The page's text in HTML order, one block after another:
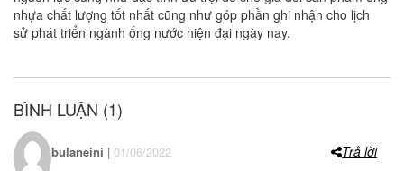
nhựa chất lượng tốt nhất cũng như góp phần ghi nhận cho lịch
sử phát triển ngành ống nước hiện đại ngày nay.
BÌNH LUẬN (1)
bulaneini | 01/06/2022
Trả lời